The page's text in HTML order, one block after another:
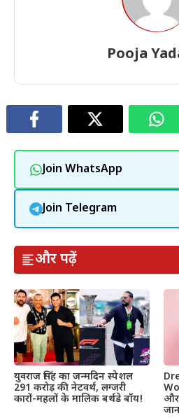
Pooja
Join WhatsApp
Join Telegram
और पढ़ें
युवराज सिंह का जन्मदिन स्पेशल
291 करोड़ की नेटवर्थ, लग्जरी
कारों-महलों के मालिक बर्थडे बॉय!
और